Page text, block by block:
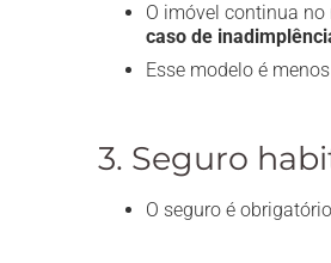
O imóvel continua
caso de
Esse modelo é
3. Seguro
O seguro é